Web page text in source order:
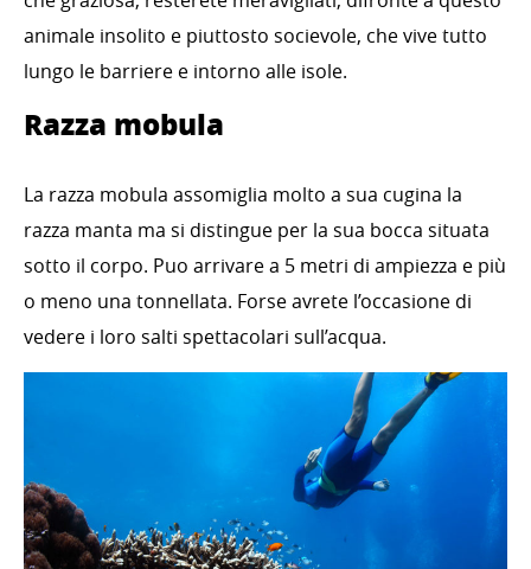
animale insolito e piuttosto socievole, che vive tutto
lungo le barriere e intorno alle isole.
Razza mobula
La razza mobula assomiglia molto a sua cugina la
razza manta ma si distingue per la sua bocca situata
sotto il corpo. Puo arrivare a 5 metri di ampiezza e più
o meno una tonnellata. Forse avrete l’occasione di
vedere i loro salti spettacolari sull’acqua.